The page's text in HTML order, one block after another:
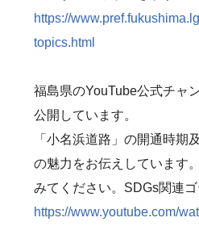
https://
topics.html
福島県のYouTube公式チャ
公開しています。
「小名浜道路」の開通時期
の魅力をお伝えしています
みてください。SDGs関連
https://www.youtube.com/